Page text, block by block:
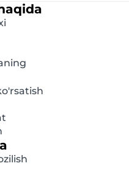
bog'laning. Ushbu
oldindan xabardor
damda o'zgartirilishi